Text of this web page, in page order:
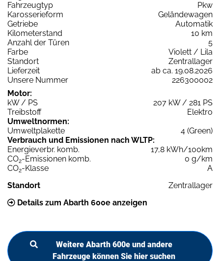
Fahrzeugtyp
Pkw
Karosserieform
Geländewagen
Getriebe
Automatik
Kilometerstand
10 km
Anzahl der Türen
5
Farbe
Violett / Lila
Standort
Zentrallager
Lieferzeit
ab ca. 19.08.2026
Unsere Nummer
226300002
Motor:
kW / PS
207 kW / 281 PS
Treibstoff
Elektro
Umweltnormen:
Umweltplakette
4 (Green)
Verbrauch und Emissionen nach WLTP:
Energieverbr. komb.
17,8 kWh/100km
CO2-Emissionen komb.
0 g/km
CO2-Klasse
A
Standort
Zentrallager
Details zum Abarth 600e anzeigen
Weitere Abarth 600e und andere
Fahrzeuge können Sie hier suchen